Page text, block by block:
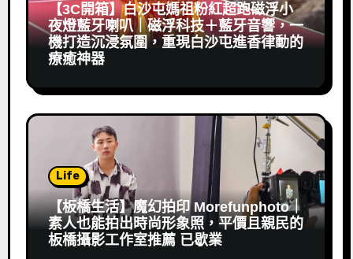
【3C開箱】白沙屯媽祖粉紅超跑磁浮小
夜燈藍牙喇叭｜磁浮科技＋藍牙音響，一
機打造沉浸氛圍，重現白沙屯進香律動的
療癒神器
Life
【板橋生活】魔幻拍印 Morefunphoto｜
素人也能拍出時尚形象照，平價且親民的
板橋攝影工作室推薦 已歇業